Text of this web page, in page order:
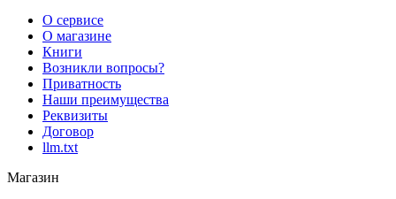
О сервисе
О магазине
Книги
Возникли вопросы?
Приватность
Наши преимущества
Реквизиты
Договор
llm.txt
Магазин